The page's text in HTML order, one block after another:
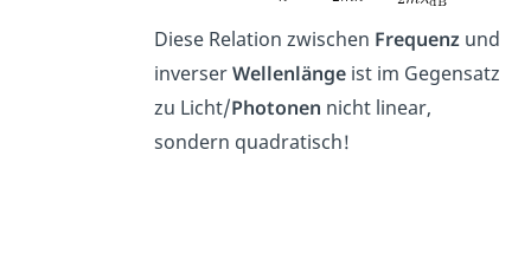
Diese Relation zwischen Frequenz und
inverserWellenlänge ist im Gegensatz
zu Licht/Photonen nicht linear,
sondern quadratisch!